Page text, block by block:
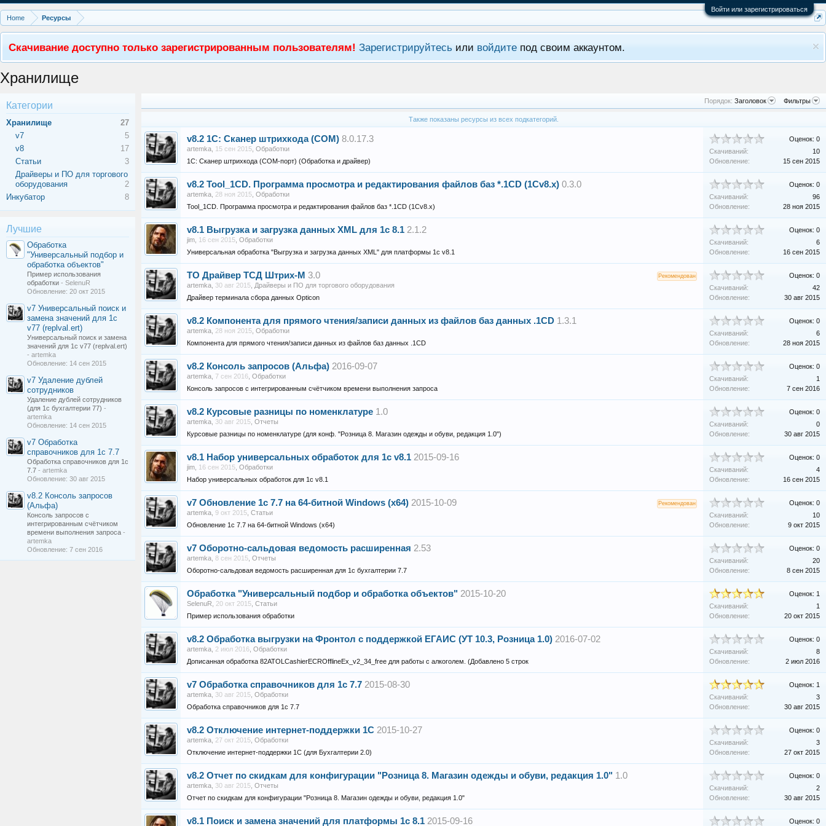
Войти или зарегистрироваться
Home
Ресурсы
Скачивание доступно только зарегистрированным пользователям! Зарегистрируйтесь или войдите под своим аккаунтом.
Хранилище
Категории
Хранилище
27
v7
5
v8
17
Статьи
3
Драйверы и ПО для торгового
оборудования
2
Инкубатор
8
Лучшие
Обработка
"Универсальный подбор и
обработка объектов"
Пример использования
обработки - SelenuR
Обновление: 20 окт 2015
v7 Универсальный поиск и
замена значений для 1с
v77 (replval.ert)
Универсальный поиск и замена
значений для 1с v77 (replval.ert)
- artemka
Обновление: 14 сен 2015
v7 Удаление дублей
сотрудников
Удаление дублей сотрудников
(для 1с бухгалтерии 77) -
artemka
Обновление: 14 сен 2015
v7 Обработка
справочников для 1с 7.7
Обработка справочников для 1с
7.7 - artemka
Обновление: 30 авг 2015
v8.2 Консоль запросов
(Альфа)
Консоль запросов с
интегрированным счётчиком
времени выполнения запроса -
artemka
Обновление: 7 сен 2016
Порядок: Заголовок Фильтры
Также показаны ресурсы из всех подкатегорий.
v8.2 1С: Сканер штрихкода (COM) 8.0.17.3
artemka 15 сен 2015 Обработки
1С: Сканер штрихкода (COM-порт) (Обработка и драйвер)
Оценок: 0
Скачиваний:
10
Обновление:
15 сен 2015
v8.2 Tool_1CD. Программа просмотра и редактирования файлов баз *.1CD (1Сv8.x) 0.3.0
artemka 28 ноя 2015 Обработки
Tool_1CD. Программа просмотра и редактирования файлов баз *.1CD (1Сv8.x)
Оценок: 0
Скачиваний:
96
Обновление:
28 ноя 2015
v8.1 Выгрузка и загрузка данных XML для 1с 8.1 2.1.2
jim 16 сен 2015 Обработки
Универсальная обработка "Выгрузка и загрузка данных XML" для платформы 1с v8.1
Оценок: 0
Скачиваний:
6
Обновление:
16 сен 2015
Рекомендован
ТО Драйвер ТСД Штрих-М 3.0
artemka 30 авг 2015 Драйверы и ПО для торгового оборудования
Драйвер терминала сбора данных Opticon
Оценок: 0
Скачиваний:
42
Обновление:
30 авг 2015
v8.2 Компонента для прямого чтения/записи данных из файлов баз данных .1CD 1.3.1
artemka 28 ноя 2015 Обработки
Компонента для прямого чтения/записи данных из файлов баз данных .1CD
Оценок: 0
Скачиваний:
6
Обновление:
28 ноя 2015
v8.2 Консоль запросов (Альфа) 2016-09-07
artemka 7 сен 2016 Обработки
Консоль запросов с интегрированным счётчиком времени выполнения запроса
Оценок: 0
Скачиваний:
1
Обновление:
7 сен 2016
v8.2 Курсовые разницы по номенклатуре 1.0
artemka 30 авг 2015 Отчеты
Курсовые разницы по номенклатуре (для конф. "Розница 8. Магазин одежды и обуви, редакция 1.0")
Оценок: 0
Скачиваний:
0
Обновление:
30 авг 2015
v8.1 Набор универсальных обработок для 1с v8.1 2015-09-16
jim 16 сен 2015 Обработки
Набор универсальных обработок для 1с v8.1
Оценок: 0
Скачиваний:
4
Обновление:
16 сен 2015
Рекомендован
v7 Обновление 1с 7.7 на 64-битной Windows (x64) 2015-10-09
artemka 9 окт 2015 Статьи
Обновление 1с 7.7 на 64-битной Windows (x64)
Оценок: 0
Скачиваний:
10
Обновление:
9 окт 2015
v7 Оборотно-сальдовая ведомость расширенная 2.53
artemka 8 сен 2015 Отчеты
Оборотно-сальдовая ведомость расширенная для 1с бухгалтерии 7.7
Оценок: 0
Скачиваний:
20
Обновление:
8 сен 2015
Обработка "Универсальный подбор и обработка объектов" 2015-10-20
SelenuR 20 окт 2015 Статьи
Пример использования обработки
Оценок: 1
Скачиваний:
1
Обновление:
20 окт 2015
v8.2 Обработка выгрузки на Фронтол с поддержкой ЕГАИС (УТ 10.3, Розница 1.0) 2016-07-02
artemka 2 июл 2016 Обработки
Дописанная обработка 82ATOLCashierECROfflineEx_v2_34_free для работы с алкоголем. (Добавлено 5 строк
Оценок: 0
Скачиваний:
8
Обновление:
2 июл 2016
v7 Обработка справочников для 1с 7.7 2015-08-30
artemka 30 авг 2015 Обработки
Обработка справочников для 1с 7.7
Оценок: 1
Скачиваний:
3
Обновление:
30 авг 2015
v8.2 Отключение интернет-поддержки 1С 2015-10-27
artemka 27 окт 2015 Обработки
Отключение интернет-поддержки 1С (для Бухгалтерии 2.0)
Оценок: 0
Скачиваний:
3
Обновление:
27 окт 2015
v8.2 Отчет по скидкам для конфигурации "Розница 8. Магазин одежды и обуви, редакция 1.0" 1.0
artemka 30 авг 2015 Отчеты
Отчет по скидкам для конфигурации "Розница 8. Магазин одежды и обуви, редакция 1.0"
Оценок: 0
Скачиваний:
2
Обновление:
30 авг 2015
v8.1 Поиск и замена значений для платформы 1с 8.1 2015-09-16 Оценок: 0